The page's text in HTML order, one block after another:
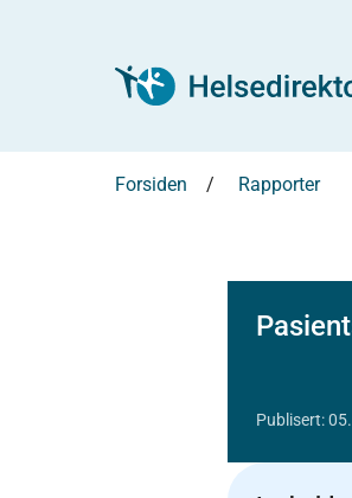
Forsiden Rapporter
Publisert: